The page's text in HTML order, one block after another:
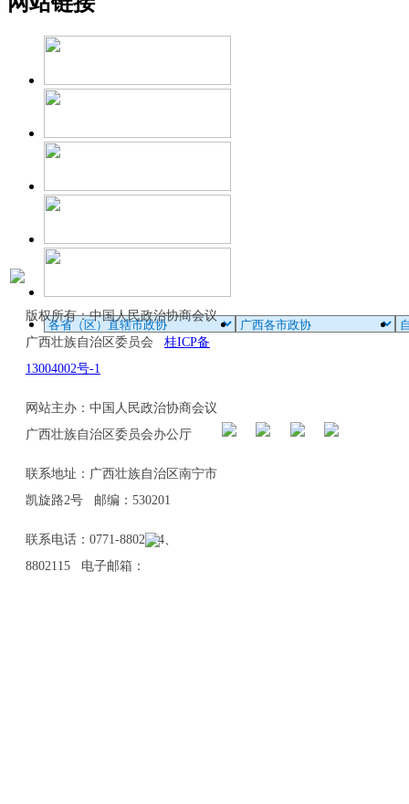
版权所有：中国人民政治协商会议
广西壮族自治区委员会 桂ICP备
13004002号-1
网站主办：中国人民政治协商会议
广西壮族自治区委员会办公厅
联系地址：广西壮族自治区南宁市
凯旋路2号 邮编：530201
联系电话：0771-8802114、
8802115 电子邮箱：